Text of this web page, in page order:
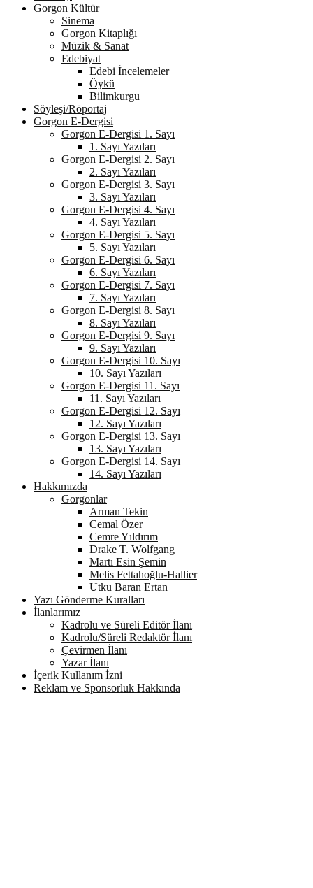
Gorgon Kültür
Sinema
Gorgon Kitaplığı
Müzik & Sanat
Edebiyat
Edebi İncelemeler
Öykü
Bilimkurgu
Söyleşi/Röportaj
Gorgon E-Dergisi
Gorgon E-Dergisi 1. Sayı
1. Sayı Yazıları
Gorgon E-Dergisi 2. Sayı
2. Sayı Yazıları
Gorgon E-Dergisi 3. Sayı
3. Sayı Yazıları
Gorgon E-Dergisi 4. Sayı
4. Sayı Yazıları
Gorgon E-Dergisi 5. Sayı
5. Sayı Yazıları
Gorgon E-Dergisi 6. Sayı
6. Sayı Yazıları
Gorgon E-Dergisi 7. Sayı
7. Sayı Yazıları
Gorgon E-Dergisi 8. Sayı
8. Sayı Yazıları
Gorgon E-Dergisi 9. Sayı
9. Sayı Yazıları
Gorgon E-Dergisi 10. Sayı
10. Sayı Yazıları
Gorgon E-Dergisi 11. Sayı
11. Sayı Yazıları
Gorgon E-Dergisi 12. Sayı
12. Sayı Yazıları
Gorgon E-Dergisi 13. Sayı
13. Sayı Yazıları
Gorgon E-Dergisi 14. Sayı
14. Sayı Yazıları
Hakkımızda
Gorgonlar
Arman Tekin
Cemal Özer
Cemre Yıldırım
Drake T. Wolfgang
Martı Esin Şemin
Melis Fettahoğlu-Hallier
Utku Baran Ertan
Yazı Gönderme Kuralları
İlanlarımız
Kadrolu ve Süreli Editör İlanı
Kadrolu/Süreli Redaktör İlanı
Çevirmen İlanı
Yazar İlanı
İçerik Kullanım İzni
Reklam ve Sponsorluk Hakkında